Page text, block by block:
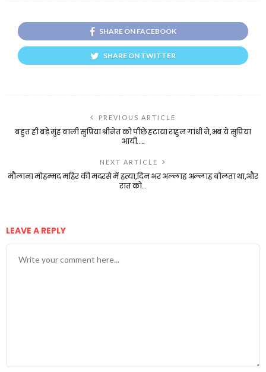
SHARE ON FACEBOOK
SHARE ON TWITTER
PREVIOUS ARTICLE
बहुत ही बड़े मुंह वाली सुप्रिया श्रीनेत को पीछे हटाया राहुल गांधी ने,अब ये सुप्रिया
आयी…..
NEXT ARTICLE
मौलाना मोहम्मद महिर की मदरसे में हत्या,दिन भर अल्लाह अल्लाह बोलता था,और
रात को…
LEAVE A REPLY